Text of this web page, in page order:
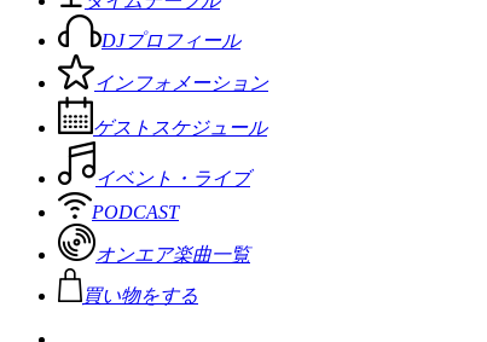
DJプロフィール
インフォメーション
ゲストスケジュール
イベント・ライブ
PODCAST
オンエア楽曲一覧
買い物をする